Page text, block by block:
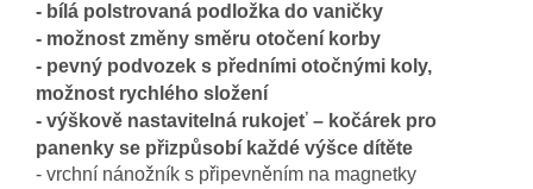
- bílá polstrovaná podložka do vaničky
- možnost změny směru otočení korby
- pevný podvozek s předními otočnými koly,
možnost rychlého složení
- výškově nastavitelná rukojeť – kočárek pro
panenky se přizpůsobí každé výšce dítěte
- vrchní nánožník s připevněním na magnetky